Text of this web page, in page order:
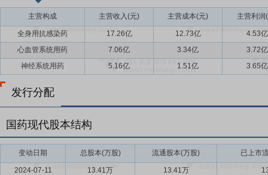
主营构成 主营收入(元) 主营成本(元) 主营利润
全身用抗感染药 17.26亿 12.73亿
4.53亿
心血管系统用药
7.06亿 3.34亿
3.72亿
神经系统用药
5.16亿 1.51亿 3.65亿
发行分配
国药现代股本结构
变动日期 总股本(万股) 流通股本(万股) 已上市
2024-07-11 13.41万 13.41万